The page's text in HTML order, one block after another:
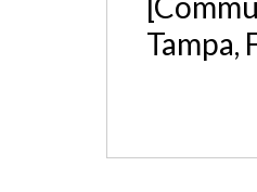
Tampa,